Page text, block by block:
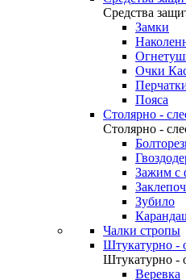
Средства
Замки
Очки
Пояса
Столярно -
Столярно -
Зажим с
Зубило
Чалки стропы
Штукатурно -
Штукатурно -
Веревка